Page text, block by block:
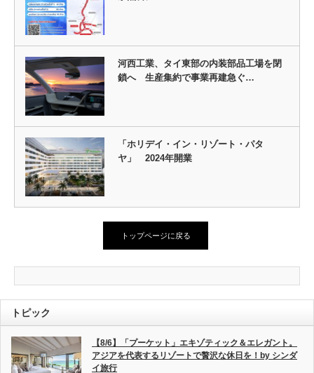
河西工業、タイ東部の内装部品工場を閉
鎖へ 生産集約で事業再建急ぐ…
「ホリデイ・イン・リゾート・パタ
ヤ」 2024年開業
トップページに戻る
トピック
【8/6】「プーケット」エキゾティック＆エレガント。
アジアを代表するリゾートで贅沢な休日を！by シンダ
イ旅行